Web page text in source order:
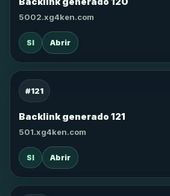
5002.xg4ken.com
SI Abrir
#121
Backlink generado 121
501.xg4ken.com
SI Abrir